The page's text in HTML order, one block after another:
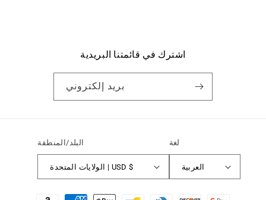
اشترك في قائمتنا البريدية
بريد إلكتروني
البلد/المنطقة
الولايات المتحدة | USD $
لغة
العربية